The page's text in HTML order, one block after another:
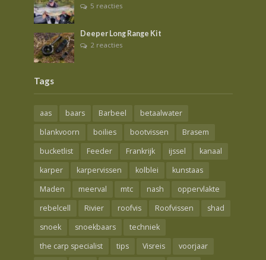
5 reacties
Deeper Long Range Kit
2 reacties
Tags
aas baars Barbeel
betaalwater
blankvoorn
boilies bootvissen
Brasem
bucketlist
Feeder Frankrijk ijssel
kanaal
karper
karpervissen kolblei
kunstaas
Maden
meerval mtc nash
oppervlakte
rebelcell
Rivier roofvis Roofvissen
shad
snoek
snoekbaars
techniek
the carp specialist
tips Visreis voorjaar